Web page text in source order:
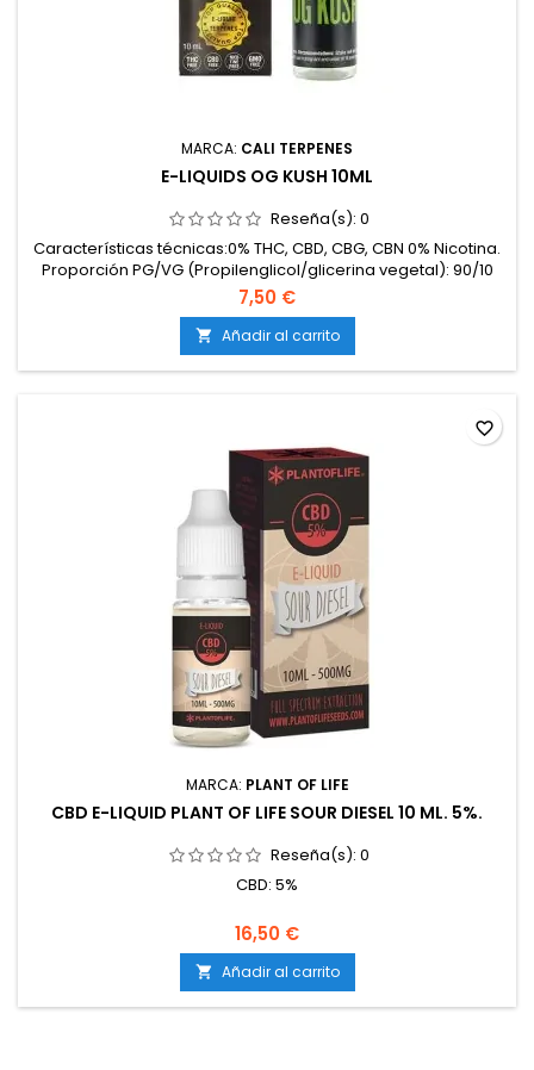
MARCA: CALI TERPENES
E-LIQUIDS OG KUSH 10ML
Reseña(s): 0
Características técnicas:0% THC, CBD, CBG, CBN 0% Nicotina.
Proporción PG/VG (Propilenglicol/glicerina vegetal): 90/10
7,50 €
 Añadir al carrito
MARCA: PLANT OF LIFE
CBD E-LIQUID PLANT OF LIFE SOUR DIESEL 10 ML. 5%.
Reseña(s): 0
CBD: 5%
16,50 €
 Añadir al carrito
favorite_border